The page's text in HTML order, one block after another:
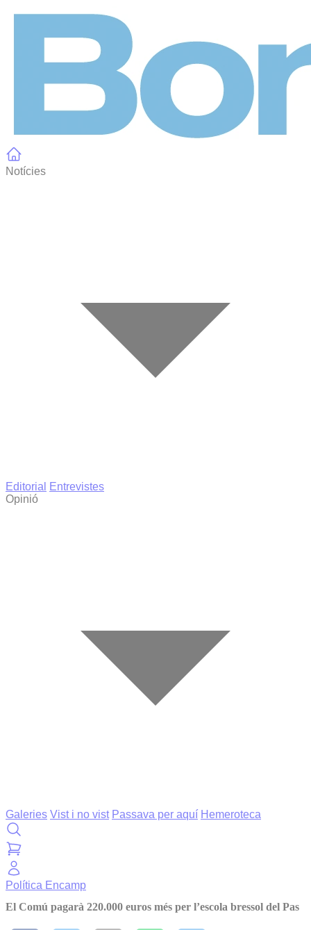
Notícies
Editorial
Entrevistes
Opinió
Galeries Vist i no vist Passava per aquí Hemeroteca
Política Encamp
El Comú pagarà 220.000 euros més per l’escola bressol del Pas